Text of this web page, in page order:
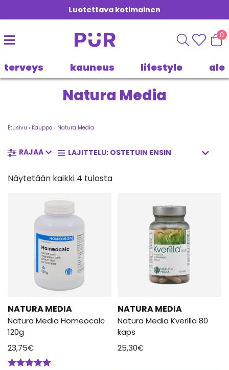
Luotettava kotimainen
0
terveys kauneus lifestyle ale
Natura Media
Etusivu › Kauppa › Natura Media
RAJAA
Näytetään kaikki 4 tulosta
NATURA MEDIA
Natura Media Homeocalc
120g
23,75€
NATURA MEDIA
Natura Media Kverilla 80
kaps
25,30€